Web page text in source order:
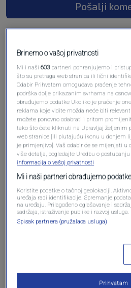
Pošalji
Oglas
Oglas
Brinemo o vašoj privatnosti
Mi i naši603 partneri pohranjujemo i
što su pretraga web stranica ili lični
Odabir Prihvatam omogućava praćenje
podrška dolje prikazanim svrhama na
obrađujemo podatke Ukoliko je praćenje
reklama koje vidite možda neće biti
možete ponovno odabrati i pritom
tako što ćete kliknuti na Upravljaj željenim
web stranice [ili plutajuću ikonu u donjem
je primjenjivo]. Vaš odabir će se mijenjati u
više detalja, pogledajte Uredbu o
informacija o vašoj privatnosti
Mi i naši partneri obrađujemo
Koristite podatke o tačnoj geolokaciji.
uređaja radi identifikacije. Spremanje
na uređaju. Prilagođeno oglašavanje i
sadržaja, istraživanje publike i razvoj usluga.
Spisak partnera (pružalaca usluga)
Prihvatam